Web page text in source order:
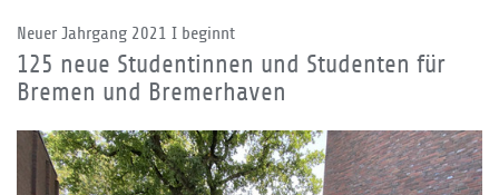
Neuer Jahrgang 2021 I beginnt
125 neue Studentinnen und Studenten für
Bremen und Bremerhaven